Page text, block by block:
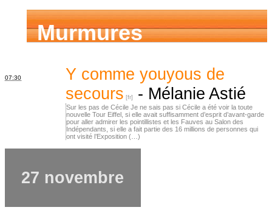
Murmures
d’ancêtres
07:30
Y comme youyous de
secours
- Mélanie Astié
Sur les pas de Cécile Je ne sais pas si Cécile a été voir la toute
nouvelle Tour Eiffel, si elle avait suffisamment d’esprit d’avant-garde
pour aller admirer les pointillistes et les Fauves au Salon des
Indépendants, si elle a fait partie des 16 millions de personnes qui
ont visité l’Exposition (…)
27 novembre